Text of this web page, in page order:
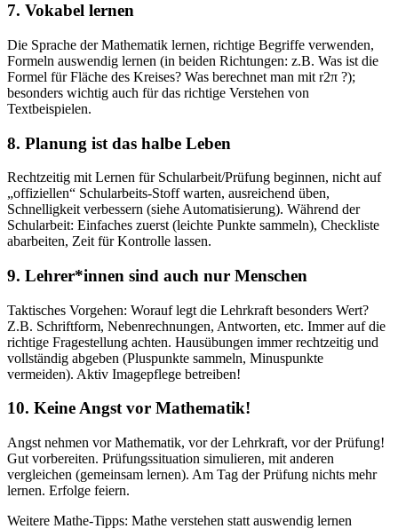
7. Vokabel lernen
Die Sprache der Mathematik lernen, richtige Begriffe verwenden,
Formeln auswendig lernen (in beiden Richtungen: z.B. Was ist die
Formel für Fläche des Kreises? Was berechnet man mit r2π ?);
besonders wichtig auch für das richtige Verstehen von
Textbeispielen.
8. Planung ist das halbe Leben
Rechtzeitig mit Lernen für Schularbeit/Prüfung beginnen, nicht auf
„offiziellen“ Schularbeits-Stoff warten, ausreichend üben,
Schnelligkeit verbessern (siehe Automatisierung). Während der
Schularbeit: Einfaches zuerst (leichte Punkte sammeln), Checkliste
abarbeiten, Zeit für Kontrolle lassen.
9. Lehrer*innen sind auch nur Menschen
Taktisches Vorgehen: Worauf legt die Lehrkraft besonders Wert?
Z.B. Schriftform, Nebenrechnungen, Antworten, etc. Immer auf die
richtige Fragestellung achten. Hausübungen immer rechtzeitig und
vollständig abgeben (Pluspunkte sammeln, Minuspunkte
vermeiden). Aktiv Imagepflege betreiben!
10. Keine Angst vor Mathematik!
Angst nehmen vor Mathematik, vor der Lehrkraft, vor der Prüfung!
Gut vorbereiten. Prüfungssituation simulieren, mit anderen
vergleichen (gemeinsam lernen). Am Tag der Prüfung nichts mehr
lernen. Erfolge feiern.
Weitere Mathe-Tipps: Mathe verstehen statt auswendig lernen